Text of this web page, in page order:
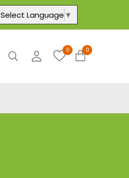
Select Language ▼
Axtar Hesabım
0 0